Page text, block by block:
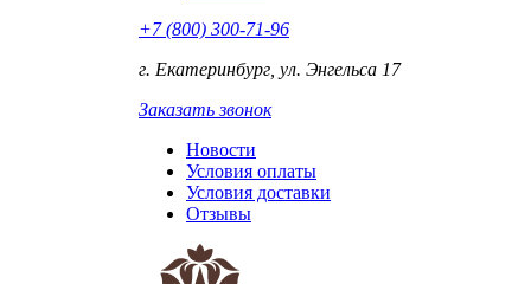
+7 (800) 300-71-96
г. Екатеринбург, ул. Энгельса 17
Заказать звонок
Новости
Условия оплаты
Условия доставки
Отзывы